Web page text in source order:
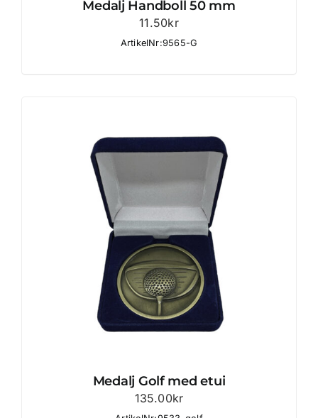
Medalj Handboll 50 mm
11.50kr
ArtikelNr:9565-G
Medalj Golf med etui
135.00kr